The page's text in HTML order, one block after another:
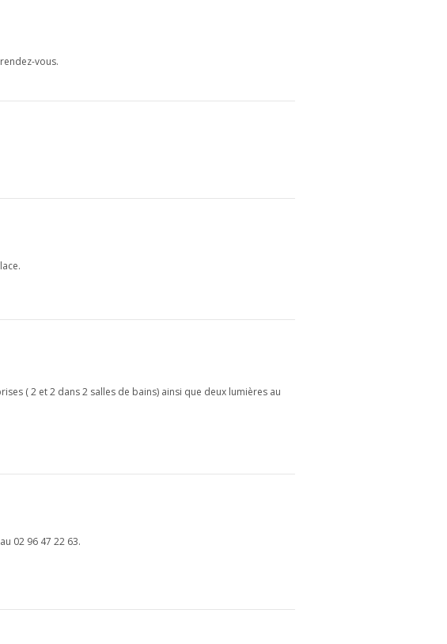
vous.
( 2 et 2 dans 2 salles de bains) ainsi que deux lumières au
02 96 47 22 63.